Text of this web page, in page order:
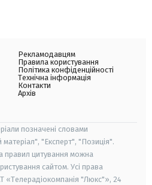
Рекламодавцям
Правила користування
Політика конфіденційності
Технічна інформація
Контакти
Архів
позначені словами
"Експерт", "Позиція".
правил цитування можна
сайтом. Усі права
«Телерадіокомпанія "Люкс"», 24